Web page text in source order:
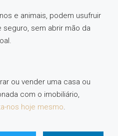
e animais, podem usufruir
sem abrir mão da
ou vender uma casa ou
com o imobiliário,
nos hoje mesmo.